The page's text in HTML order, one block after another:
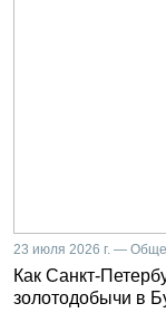
23 июля 2026 г. —
Как Санкт-
золотодобычи в